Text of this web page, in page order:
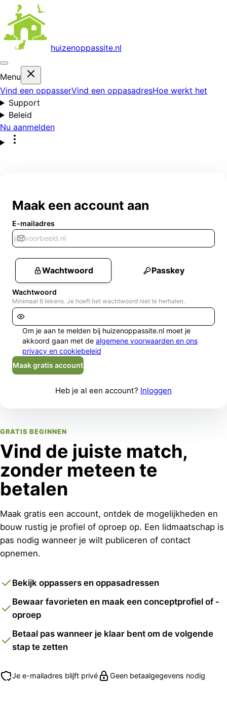
huizenoppassite.nl
Menu
Vind een oppasserVind een oppasadresHoe werkt het
Support
Beleid
Nu aanmelden
GRATIS BEGINNEN
Vind de juiste match,
zonder meteen te
betalen
Maak gratis een account, ontdek de mogelijkheden en
bouw rustig je profiel of oproep op. Een lidmaatschap is
pas nodig wanneer je wilt publiceren of contact
opnemen.
Bekijk oppassers en oppasadressen
Bewaar favorieten en maak een conceptprofiel of -
oproep
Betaal pas wanneer je klaar bent om de volgende
stap te zetten
Je e-mailadres blijft privé Geen betaalgegevens nodig
Maak een account aan
E-mailadres
Wachtwoord Passkey
Wachtwoord
Minimaal 6 tekens. Je hoeft het wachtwoord niet te herhalen.
Om je aan te melden bij huizenoppassite.nl moet je
akkoord gaan met de algemene voorwaarden en ons
privacy en cookiebeleid
Maak gratis account
Heb je al een account? Inloggen